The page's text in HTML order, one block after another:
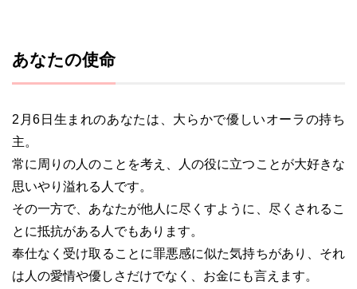
あなたの使命
2月6日生まれのあなたは、大らかで優しいオーラの持ち
主。
常に周りの人のことを考え、人の役に立つことが大好きな
思いやり溢れる人です。
その一方で、あなたが他人に尽くすように、尽くされるこ
とに抵抗がある人でもあります。
奉仕なく受け取ることに罪悪感に似た気持ちがあり、それ
は人の愛情や優しさだけでなく、お金にも言えます。